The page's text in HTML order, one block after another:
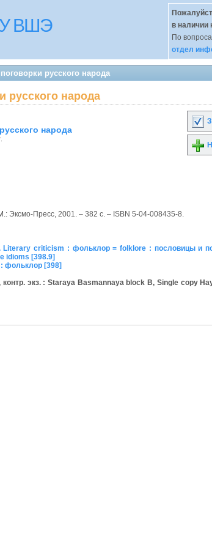
ВШЭ
в наличии
По
отдел
русского народа
русского народа
народа
Эксмо-Пресс, 2001. – 382 с. – ISBN 5-04-008435-8.
Literary criticism : фольклор = folklore : пословицы и
idioms [398.9]
фольклор [398]
экз. : Staraya Basmannaya block B, Single copy